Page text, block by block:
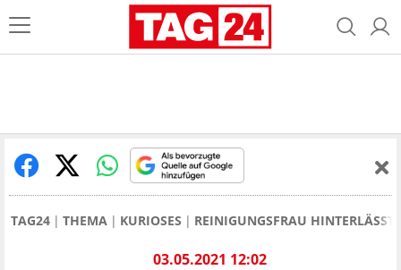
TAG24 THEMA KURIOSES REINIGUNGSFRAU
03.05.2021 12:02